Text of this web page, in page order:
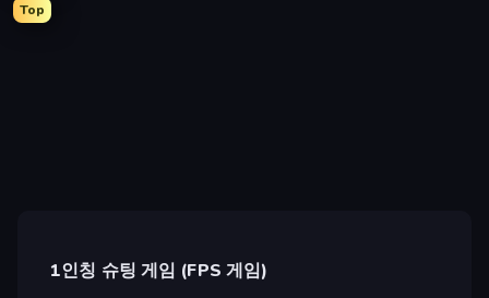
Top
1인칭 슈팅 게임 (FPS 게임)